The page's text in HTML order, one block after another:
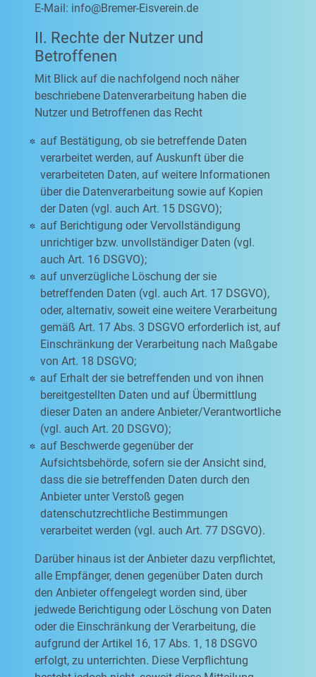
E-Mail: info@Bremer-Eisverein.de
II. Rechte der Nutzer und
Betroffenen
Mit Blick auf die nachfolgend noch näher
beschriebene Datenverarbeitung haben die
Nutzer und Betroffenen das Recht
auf Bestätigung, ob sie betreffende Daten
verarbeitet werden, auf Auskunft über die
verarbeiteten Daten, auf weitere Informationen
über die Datenverarbeitung sowie auf Kopien
der Daten (vgl. auch Art. 15 DSGVO);
auf Berichtigung oder Vervollständigung
unrichtiger bzw. unvollständiger Daten (vgl.
auch Art. 16 DSGVO);
auf unverzügliche Löschung der sie
betreffenden Daten (vgl. auch Art. 17 DSGVO),
oder, alternativ, soweit eine weitere Verarbeitung
gemäß Art. 17 Abs. 3 DSGVO erforderlich ist, auf
Einschränkung der Verarbeitung nach Maßgabe
von Art. 18 DSGVO;
auf Erhalt der sie betreffenden und von ihnen
bereitgestellten Daten und auf Übermittlung
dieser Daten an andere Anbieter/Verantwortliche
(vgl. auch Art. 20 DSGVO);
auf Beschwerde gegenüber der
Aufsichtsbehörde, sofern sie der Ansicht sind,
dass die sie betreffenden Daten durch den
Anbieter unter Verstoß gegen
datenschutzrechtliche Bestimmungen
verarbeitet werden (vgl. auch Art. 77 DSGVO).
Darüber hinaus ist der Anbieter dazu verpflichtet,
alle Empfänger, denen gegenüber Daten durch
den Anbieter offengelegt worden sind, über
jedwede Berichtigung oder Löschung von Daten
oder die Einschränkung der Verarbeitung, die
aufgrund der Artikel 16, 17 Abs. 1, 18 DSGVO
erfolgt, zu unterrichten. Diese Verpflichtung